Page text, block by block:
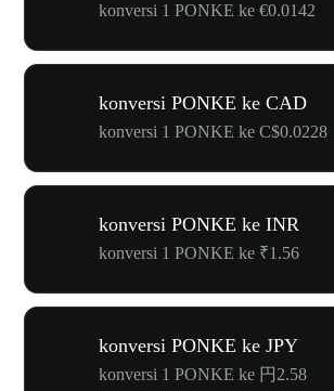
konversi 1 PONKE ke €0.0142
konversi PONKE ke CAD
konversi 1 PONKE ke C$0.0228
konversi PONKE ke INR
konversi 1 PONKE ke ₹1.56
konversi PONKE ke JPY
konversi 1 PONKE ke 円2.58